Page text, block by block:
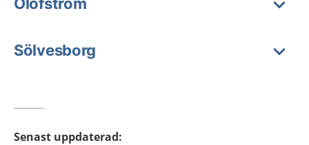
Sölvesborg
Senast uppdaterad: